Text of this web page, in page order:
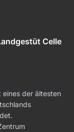
Celle
eines der ältesten